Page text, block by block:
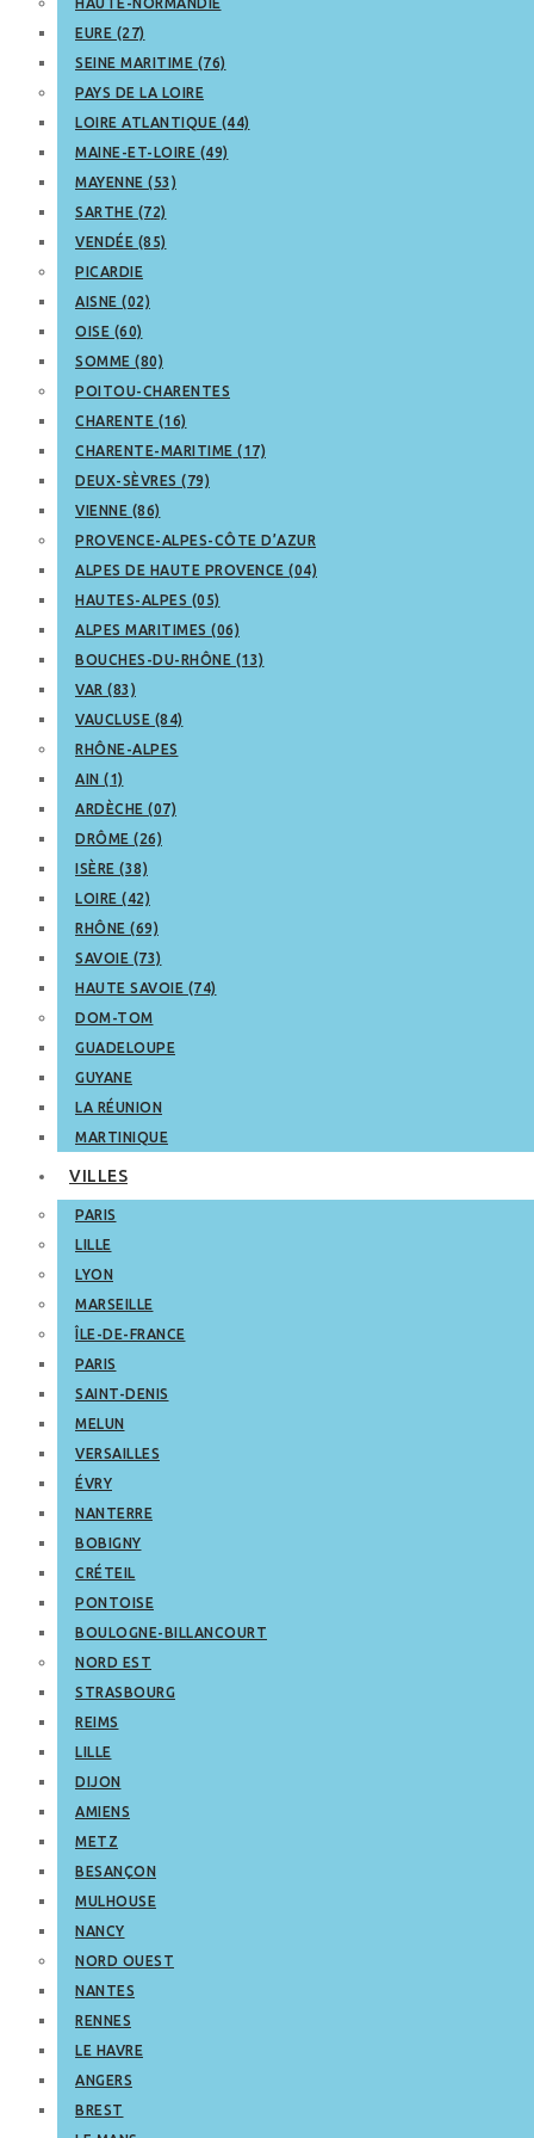
EURE (27)
SEINE MARITIME (76)
PAYS DE LA LOIRE
LOIRE ATLANTIQUE (44)
MAINE-ET-LOIRE (49)
MAYENNE (53)
SARTHE (72)
VENDÉE (85)
PICARDIE
AISNE (02)
OISE (60)
SOMME (80)
POITOU-CHARENTES
CHARENTE (16)
CHARENTE-MARITIME (17)
DEUX-SÈVRES (79)
VIENNE (86)
PROVENCE-ALPES-CÔTE D’AZUR
ALPES DE HAUTE PROVENCE (04)
HAUTES-ALPES (05)
ALPES MARITIMES (06)
BOUCHES-DU-RHÔNE (13)
VAR (83)
VAUCLUSE (84)
RHÔNE-ALPES
AIN (1)
ARDÈCHE (07)
DRÔME (26)
ISÈRE (38)
LOIRE (42)
RHÔNE (69)
SAVOIE (73)
HAUTE SAVOIE (74)
DOM-TOM
GUADELOUPE
GUYANE
LA RÉUNION
MARTINIQUE
VILLES
PARIS
LILLE
LYON
MARSEILLE
ÎLE-DE-FRANCE
PARIS
SAINT-DENIS
MELUN
VERSAILLES
ÉVRY
NANTERRE
BOBIGNY
CRÉTEIL
PONTOISE
BOULOGNE-BILLANCOURT
NORD EST
STRASBOURG
REIMS
LILLE
DIJON
AMIENS
METZ
BESANÇON
MULHOUSE
NANCY
NORD OUEST
NANTES
RENNES
LE HAVRE
ANGERS
BREST